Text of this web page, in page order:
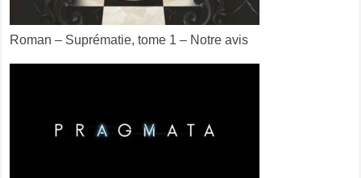
Roman – Suprématie, tome 1 – Notre avis